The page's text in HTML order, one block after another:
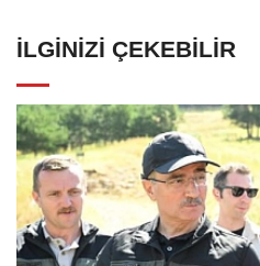
İLGINIZI ÇEKEBILIR